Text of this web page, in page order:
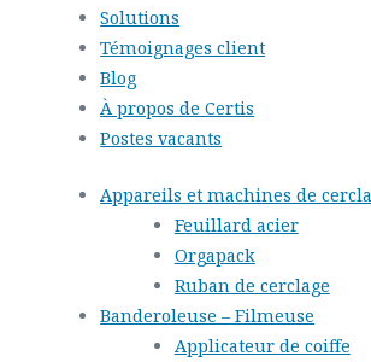
Solutions
Témoignages client
Blog
À propos de Certis
Postes vacants
Appareils et machines de
Feuillard acier
Orgapack
Ruban de cerclage
Banderoleuse – Filmeuse
Applicateur de coiffe